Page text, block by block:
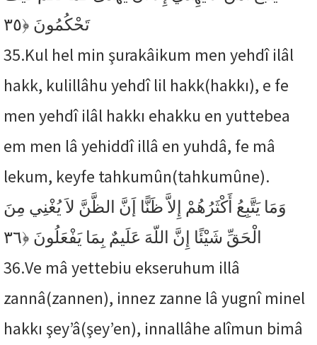
تَحْكُمُونَ ﴿٣٥
35.Kul hel min şurakâikum men yehdî ilâl
hakk, kulillâhu yehdî lil hakk(hakkı), e fe
men yehdî ilâl hakkı ehakku en yuttebea
em men lâ yehiddî illâ en yuhdâ, fe mâ
lekum, keyfe tahkumûn(tahkumûne).
وَمَا يَتَّبِعُ أَكْثَرُهُمْ إِلاَّ ظَنًّا إَنَّ الظَّنَّ لاَ يُغْنِي مِنَ
الْحَقِّ شَيْئًا إِنَّ اللّهَ عَلَيمٌ بِمَا يَفْعَلُونَ ﴿٣٦
36.Ve mâ yettebiu ekseruhum illâ
zannâ(zannen), innez zanne lâ yugnî minel
hakkı şey’â(şey’en), innallâhe alîmun bimâ